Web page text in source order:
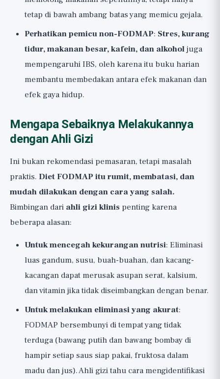
tetap di bawah ambang batas yang memicu gejala.
Perhatikan pemicu non-FODMAP: Stres, kurang
tidur, makanan besar, kafein, dan alkoholjuga
mempengaruhi IBS, oleh karena itu buku harian
membantu membedakan antara efek makanan dan
efek gaya hidup.
Mengapa Sebaiknya Melakukannya
dengan Ahli Gizi
Ini bukan rekomendasi pemasaran, tetapi masalah
praktis. Diet FODMAP itu rumit, membatasi, dan
mudah dilakukan dengan cara yang salah.
Bimbingan dari ahli gizi klinis penting karena
beberapa alasan:
Untuk mencegah kekurangan nutrisi: Eliminasi
luas gandum, susu, buah-buahan, dan kacang-
kacangan dapat merusak asupan serat, kalsium,
dan vitamin jika tidak diseimbangkan dengan benar.
Untuk melakukan eliminasi yang akurat:
FODMAP bersembunyi di tempat yang tidak
terduga (bawang putih dan bawang bombay di
hampir setiap saus siap pakai, fruktosa dalam
madu dan jus). Ahli gizi tahu cara mengidentifikasi